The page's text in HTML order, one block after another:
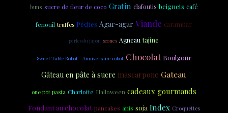
buns sucre de fleur de coco Gratin clafoutis beignets café
fenouil truffes Pêches Agar-agar Viande carambar
perles du japon scones Agneau tajine
Sweet Table Robot - Anniversaire robot Chocolat Boulgour
Gâteau en pâte à sucre mascarpone Gateau
one pot pasta Charlotte Halloween cadeaux gourmands
Fondant au chocolat pancakes anis soja Index Croquettes